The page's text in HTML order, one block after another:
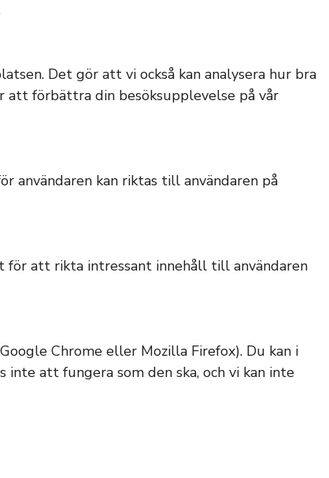
Det gör att vi också kan analysera hur bra
att förbättra din besöksupplevelse på vår
användaren kan riktas till användaren på
för att rikta intressant innehåll till användaren
Chrome eller Mozilla Firefox). Du kan i
att fungera som den ska, och vi kan inte